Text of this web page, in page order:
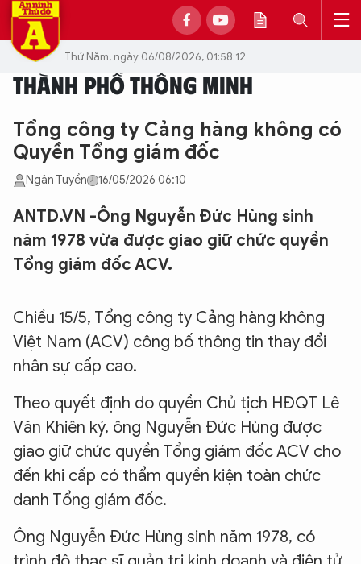
Thứ Năm, ngày 06/08/2026, 01:58:12
THÀNH PHỐ THÔNG MINH
Tổng công ty Cảng hàng không có
Quyền Tổng giám đốc
Ngân Tuyền 16/05/2026 06:10
ANTD.VN -Ông Nguyễn Đức Hùng sinh
năm 1978 vừa được giao giữ chức quyền
Tổng giám đốc ACV.
Chiều 15/5, Tổng công ty Cảng hàng không
Việt Nam (ACV) công bố thông tin thay đổi
nhân sự cấp cao.
Theo quyết định do quyền Chủ tịch HĐQT Lê
Văn Khiên ký, ông Nguyễn Đức Hùng được
giao giữ chức quyền Tổng giám đốc ACV cho
đến khi cấp có thẩm quyền kiện toàn chức
danh Tổng giám đốc.
Ông Nguyễn Đức Hùng sinh năm 1978, có